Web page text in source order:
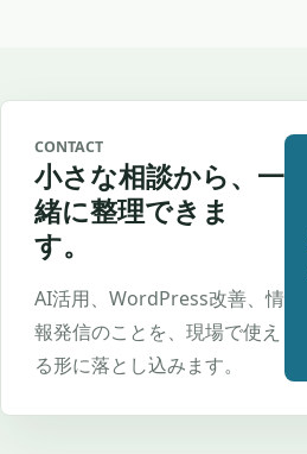
CONTACT
小さな相談から、一
緒に整理できま
す。
AI活用、WordPress改善、情
報発信のことを、現場で使え
る形に落とし込みます。